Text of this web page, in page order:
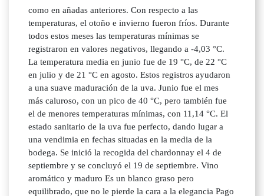
como en añadas anteriores. Con respecto a las
temperaturas, el otoño e invierno fueron fríos. Durante
todos estos meses las temperaturas mínimas se
registraron en valores negativos, llegando a -4,03 °C.
La temperatura media en junio fue de 19 °C, de 22 °C
en julio y de 21 °C en agosto. Estos registros ayudaron
a una suave maduración de la uva. Junio fue el mes
más caluroso, con un pico de 40 °C, pero también fue
el de menores temperaturas mínimas, con 11,14 °C. El
estado sanitario de la uva fue perfecto, dando lugar a
una vendimia en fechas situadas en la media de la
bodega. Se inició la recogida del chardonnay el 4 de
septiembre y se concluyó el 19 de septiembre. Vino
aromático y maduro Es un blanco graso pero
equilibrado, que no le pierde la cara a la elegancia Pago